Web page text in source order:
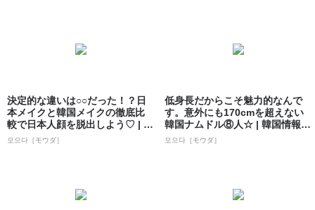
決定的な違いは○○だった！？日
本メイクと韓国メイクの徹底比
較で日本人顔を脱出しよう♡ | 韓
国情報...
모으다［モウダ］
低身長だからこそ魅力的なんで
す。意外にも170cmを超えない
韓国ナムドル⑧人☆ | 韓国情報サ
イト...
모으다［モウダ］